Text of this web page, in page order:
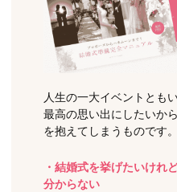
人生の一大イベントとも
最高の思い出にしたいか
を抱えてしまうものです。
・結婚式を挙げたいけれ
分からない